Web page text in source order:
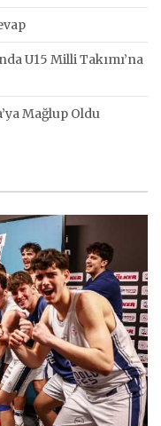
U15 Milli Takımı’na
Mağlup Oldu